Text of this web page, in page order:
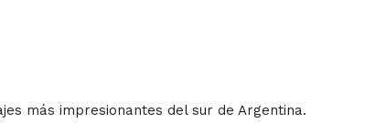
más impresionantes del sur de Argentina.